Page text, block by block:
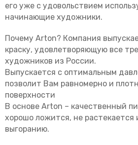
его уже с удовольствием
начинающие художники.
Почему Arton? Компания
краску, удовлетворяющую все
художников из России.
Выпускается с оптимальным
позволит Вам равномерно и
поверхности
В основе Arton – качественный
хорошо ложится, не растекается
выгоранию.